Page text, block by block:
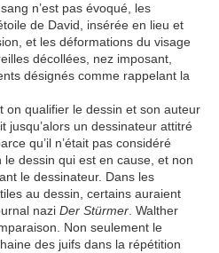
n’est pas évoqué, les
de David, insérée en lieu et
et les déformations du visage
décollées, nez imposant,
désignés comme rappelant la
on qualifier le dessin et son auteur
jusqu’alors un dessinateur attitré
qu’il n’était pas considéré
le dessin qui est en cause, et non
le dessinateur. Dans les
au dessin, certains auraient
nazi Der Stürmer . Walther
Non seulement le
des juifs dans la répétition